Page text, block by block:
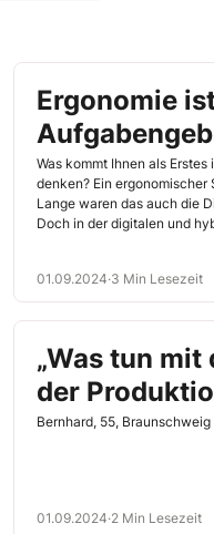
Ergonomie
das sich
Was kommt Ihnen als
denken? Ein
Lange waren das auch die
Doch in der digitalen und
Schließlich zielt die
zu gestalten, dass die
bleiben. Betrachten Sie als
01.09.2024·3 Min Lesezeit
„Was tun
der
Bernhard, 55, Braunschweig
01.09.2024·2 Min Lesezeit